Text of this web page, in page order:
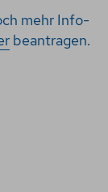
mehr Info-
beantragen.